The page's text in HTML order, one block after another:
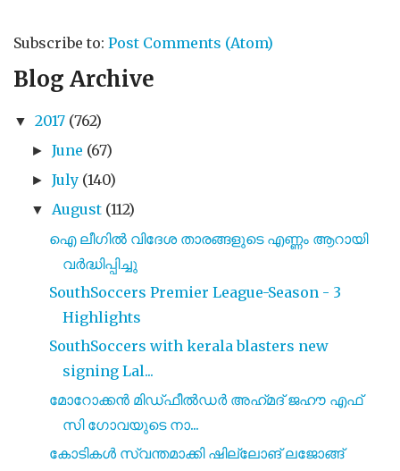
Subscribe to: Post Comments (Atom)
Blog Archive
▼ 2017 (762)
►June (67)
►July (140)
▼ August (112)
ഐ ലീഗിൽ വിദേശ താരങ്ങളുടെ എണ്ണം ആറായി
വർദ്ധിപ്പിച്ചു
SouthSoccers Premier League-Season - 3
Highlights
SouthSoccers with kerala blasters new
signing Lal...
മോറോക്കൻ മിഡ്‌ഫീൽഡർ അഹ്‌മദ്‌ ജഹൗ എഫ്
സി ഗോവയുടെ നാ...
കോടികൾ സ്വന്തമാക്കി ഷില്ലോങ് ലജോങ്ങ്